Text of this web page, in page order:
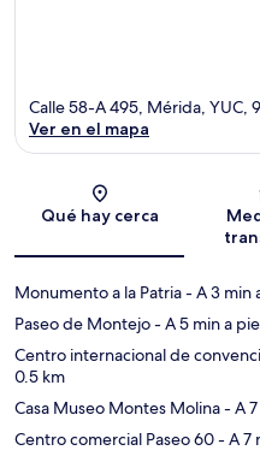
Calle 58-A 495, Mérida, YUC,
Ver en el mapa
Qué hay cerca
Monumento a la Patria- A 3 min
Paseo de Montejo- A 5 min a pie
Centro internacional de
0.5 km
Casa Museo Montes Molina- A
Centro comercial Paseo 60- A 7